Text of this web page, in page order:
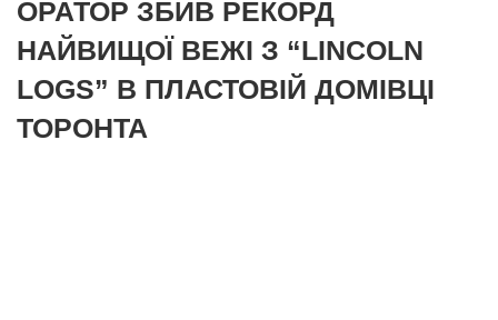
ОРАТОР ЗБИВ РЕКОРД
НАЙВИЩОЇ ВЕЖІ З “LINCOLN
LOGS” В ПЛАСТОВІЙ ДОМІВЦІ
ТОРОНТА